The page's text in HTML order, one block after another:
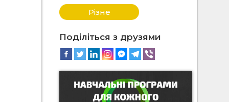
Різне
Поділіться з друзями